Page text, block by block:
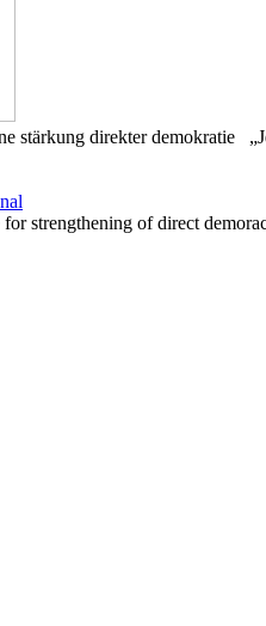
stärkung direkter demokratie
strengthening of direct